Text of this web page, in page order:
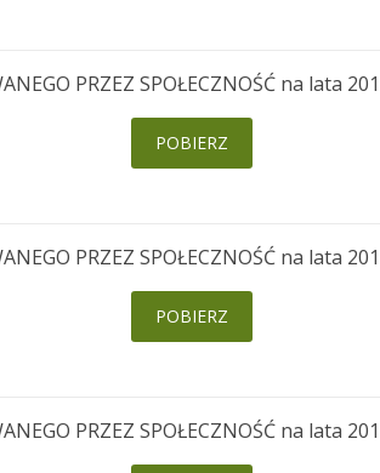
PRZEZ SPOŁECZNOŚĆ na lata
POBIERZ
PRZEZ SPOŁECZNOŚĆ na lata
POBIERZ
PRZEZ SPOŁECZNOŚĆ na lata